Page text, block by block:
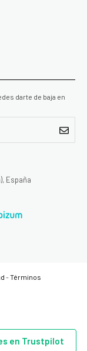
darte de baja en
España
-Términos
en Trustpilot